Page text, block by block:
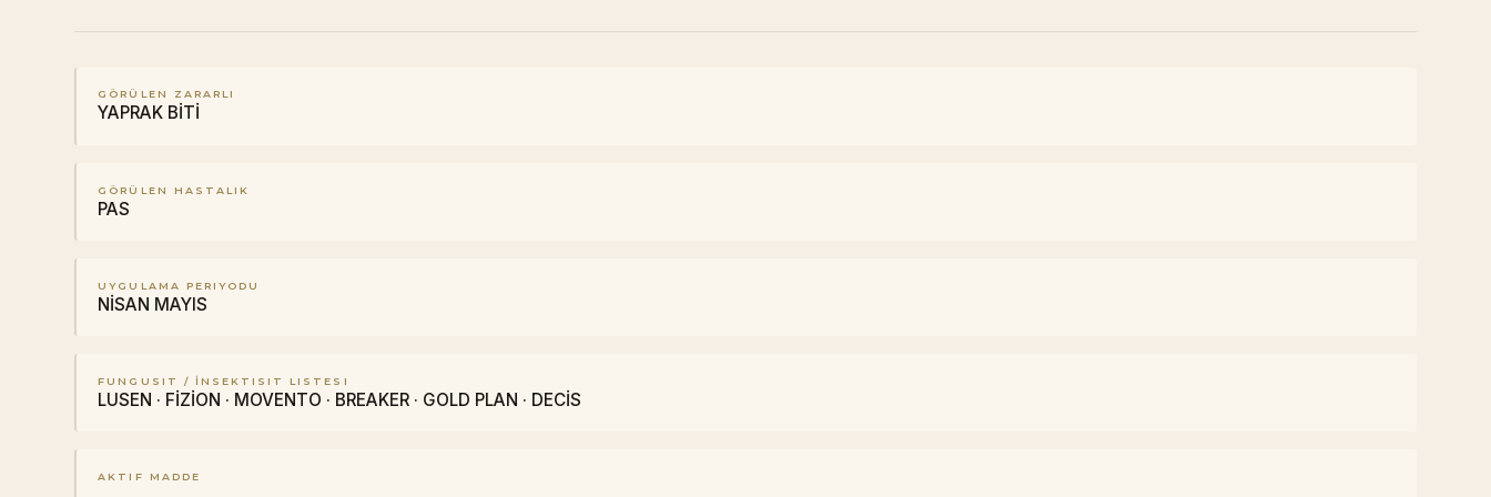
GÖRÜLEN ZARARLI
YAPRAK BİTİ
GÖRÜLEN HASTALIK
PAS
UYGULAMA PERIYODU
NİSAN MAYIS
FUNGUSIT / İNSEKTISIT LISTESI
LUSEN · FİZİON · MOVENTO · BREAKER · GOLD PLAN · DECİS
AKTIF MADDE